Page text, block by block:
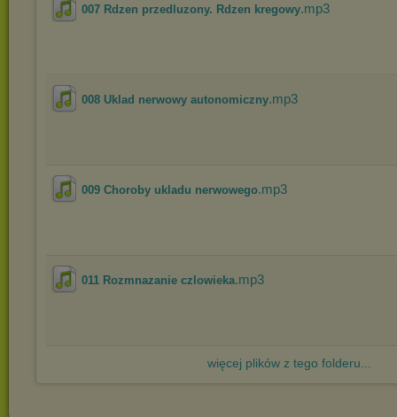
007 Rdzen przedluzony. Rdzen kregowy.mp3
008 Uklad nerwowy autonomiczny.mp3
009 Choroby ukladu nerwowego.mp3
011 Rozmnazanie czlowieka.mp3
więcej plików z tego folderu...